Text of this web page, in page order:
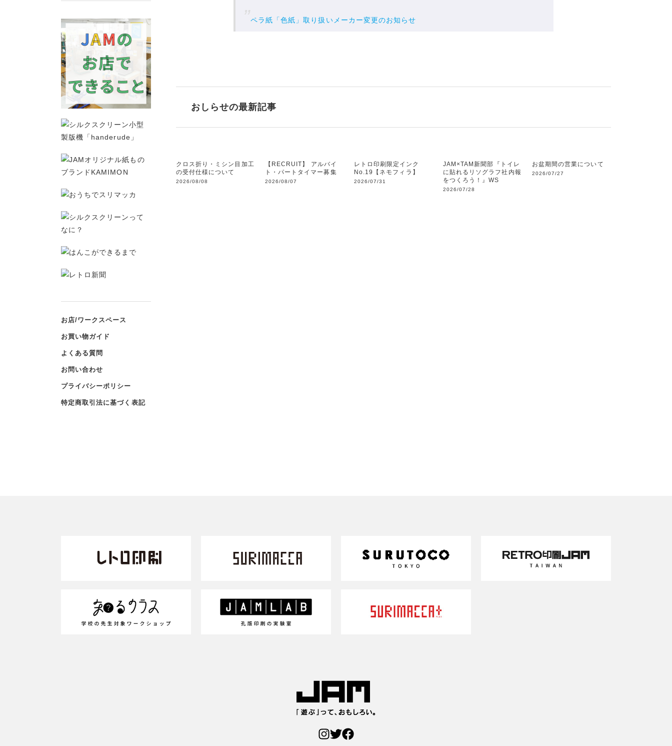
ペラ紙「色紙」取り扱いメーカー変更のお知らせ
おしらせの最新記事
クロス折り・ミシン目加工
の受付仕様について
2026/08/08
【RECRUIT】 アルバイ
ト・パートタイマー募集
2026/08/07
レトロ印刷限定インク
No.19【ネモフィラ】
2026/07/31
JAM×TAM新聞部『トイレ
に貼れるリソグラフ社内報
をつくろう！』WS
2026/07/28
お盆期間の営業について
2026/07/27
お店/ワークスペース
お買い物ガイド
よくある質問
お問い合わせ
プライバシーポリシー
特定商取引法に基づく表記